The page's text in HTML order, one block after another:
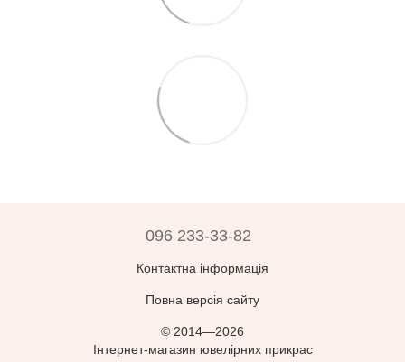
096 233-33-82
Контактна інформація
Повна версія сайту
© 2014—2026
Інтернет-магазин ювелірних прикрас